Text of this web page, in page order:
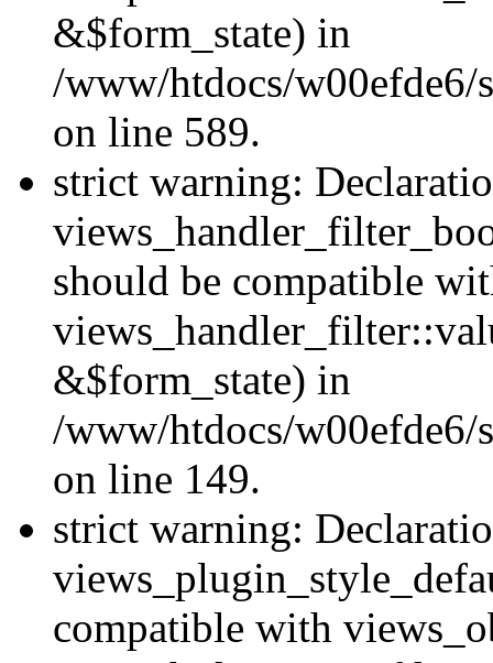
&$form_state) in
/www/htdocs/w00efde6/
on line 589.
strict warning:
should be compatible
&$form_state) in
/www/htdocs/w00efde6/
on line 149.
strict warning:
compatible with